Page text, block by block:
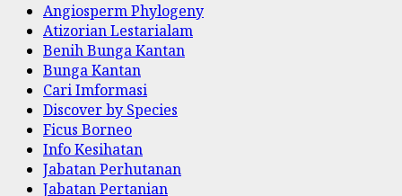
Angiosperm Phylogeny
Atizorian Lestarialam
Benih Bunga Kantan
Bunga Kantan
Cari Imformasi
Discover by Species
Ficus Borneo
Info Kesihatan
Jabatan Perhutanan
Jabatan Pertanian